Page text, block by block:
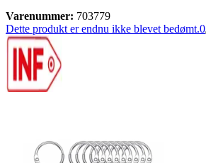
Varenummer: 703779
Dette produkt er endnu ikke blevet bedømt.0